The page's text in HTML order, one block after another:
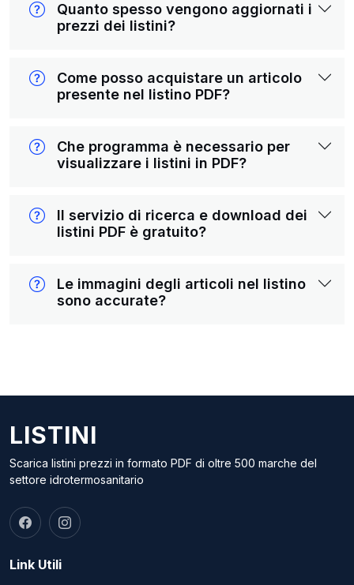
Quanto spesso vengono aggiornati i
prezzi dei listini?
Come posso acquistare un articolo
presente nel listino PDF?
Che programma è necessario per
visualizzare i listini in PDF?
Il servizio di ricerca e download dei
listini PDF è gratuito?
Le immagini degli articoli nel listino
sono accurate?
LISTINI
Scarica listini prezzi in formato PDF di oltre 500 marche del
settore idrotermosanitario
Link Utili